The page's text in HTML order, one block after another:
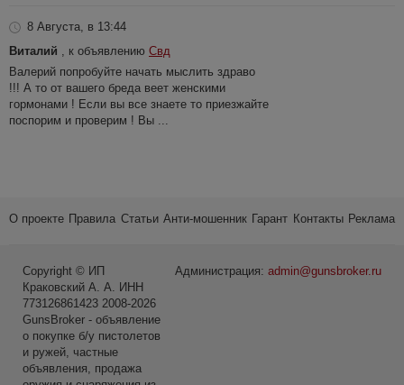
8 Августа, в 13:44
Виталий , к объявлению Свд
Валерий попробуйте начать мыслить здраво
!!! А то от вашего бреда веет женскими
гормонами ! Если вы все знаете то приезжайте
поспорим и проверим ! Вы ...
О проекте Правила Статьи Анти-мошенник Гарант Контакты Реклама
Администрация: admin@gunsbroker.ru
Copyright © ИП
Краковский А. А. ИНН
773126861423 2008-2026
GunsBroker - объявление
о покупке б/у пистолетов
и ружей, частные
объявления, продажа